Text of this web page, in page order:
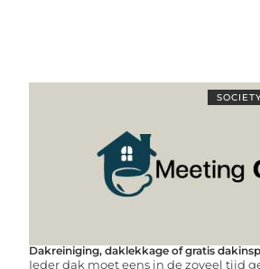
Dakreiniging, daklekkage of gratis
Ieder dak moet eens in de zoveel tijd